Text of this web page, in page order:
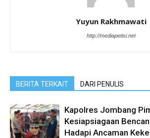
Yuyun Rakhmawati
http://mediapetisi.net
BERITA TERKAIT DARI PENULIS
Kapolres Jombang
Kesiapsiagaan
Hadapi Ancaman